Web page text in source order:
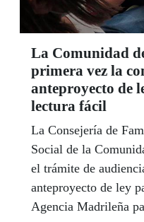
La Comunidad
primera vez la
anteproyecto de
lectura fácil
La Consejería de
Social de la
el trámite de
anteproyecto de ley
Agencia Madrileña